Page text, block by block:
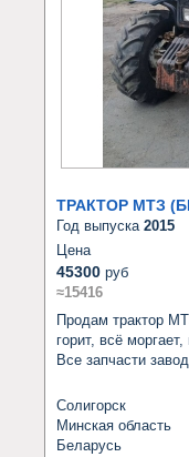
ТРАКТОР МТЗ
Год выпуска 2015
Цена
45300 руб
≈15416
Продам трактор
горит, всё
Все запчасти
Солигорск
Минская область
Беларусь